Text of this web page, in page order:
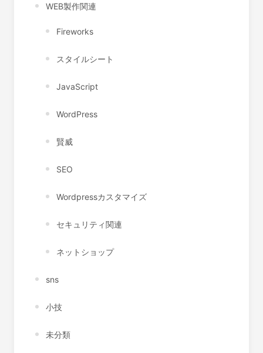
WEB製作関連
Fireworks
スタイルシート
JavaScript
WordPress
賢威
SEO
Wordpressカスタマイズ
セキュリティ関連
ネットショップ
sns
小技
未分類